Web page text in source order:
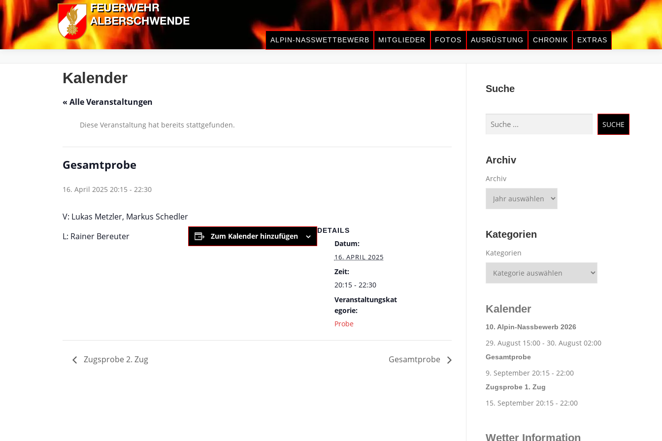
Zum
Inhalt
springen
ALPIN-NASSWETTBEWERB MITGLIEDER FOTOS AUSRÜSTUNG CHRONIK EXTRAS
Kalender
« Alle Veranstaltungen
Diese Veranstaltung hat bereits stattgefunden.
Gesamtprobe
16. April 2025 20:15 - 22:30
V: Lukas Metzler, Markus Schedler
L: Rainer Bereuter
Zum Kalender hinzufügen
DETAILS
Datum:
16. APRIL 2025
Zeit:
20:15 - 22:30
Veranstaltungskat
egorie:
Probe
Zugsprobe 2. Zug Gesamtprobe
Suche
Suchen
SUCHE
Archiv
Archiv
Kategorien
Kategorien
Kalender
10. Alpin-Nassbewerb 2026
29. August 15:00 - 30. August 02:00
Gesamtprobe
9. September 20:15 - 22:00
Zugsprobe 1. Zug
15. September 20:15 - 22:00
Wetter Information